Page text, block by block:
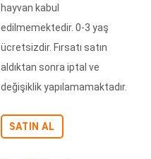
hayvan kabul
edilmemektedir. 0-3 yaş
ücretsizdir. Fırsatı satın
aldıktan sonra iptal ve
değişiklik yapılamamaktadır.
SATIN AL